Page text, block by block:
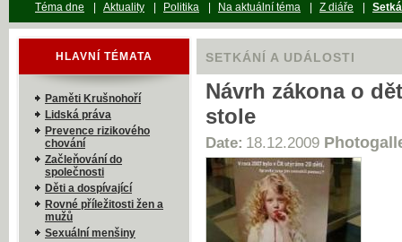
SETKÁNÍ A UDÁLOSTI
Návrh zákona o
stole
Date: 18.12.2009
HLAVNÍ TÉMATA
Paměti Krušnohoří
Lidská práva
Prevence rizikového
chování
Začleňování do
společnosti
Děti a dospívající
Rovné příležitosti žen a
mužů
Sexuální menšiny
Téma dne Aktuality Politika Na aktuální téma Z diáře